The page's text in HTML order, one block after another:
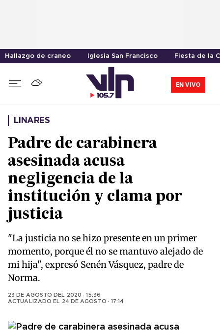
Hallazgo de craneo Iglesia San Francisco Fiesta de la
EN VIVO
LINARES
Padre de carabinera
asesinada acusa
negligencia de la
institución y clama por
justicia
"La justicia no se hizo presente en un primer
momento, porque él no se mantuvo alejado de
mi hija", expresó Senén Vásquez, padre de
Norma.
23 DE AGOSTO DEL 2020 · 15:36
ACTUALIZADO EL 24 DE AGOSTO · 17:14